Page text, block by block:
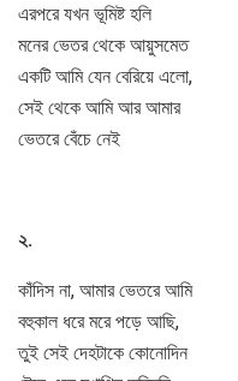
এরপরে যখন ভূমিষ্ট হলি
মনের ভেতর থেকে আয়ুসমেত
একটি আমি যেন বেরিয়ে এলো,
সেই থেকে আমি আর আমার
ভেতরে বেঁচে নেই
২.
কাঁদিস না, আমার ভেতরে আমি
বহুকাল ধরে মরে পড়ে আছি,
তুই সেই দেহটাকে কোনোদিন